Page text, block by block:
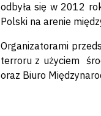
odbyła się w 2012
Polski na arenie
Organizatorami
terroru z użyciem
oraz Biuro